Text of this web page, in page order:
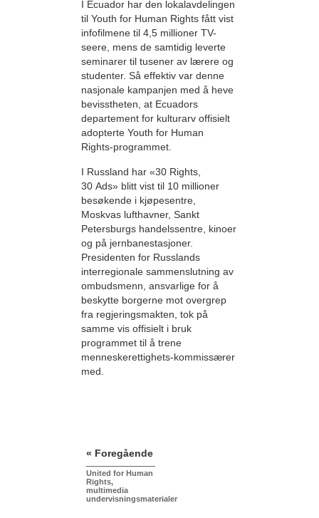
I Ecuador har den lokalavdelingen
til Youth for Human Rights fått vist
infofilmene til 4,5 millioner TV-
seere, mens de samtidig leverte
seminarer til tusener av lærere og
studenter. Så effektiv var denne
nasjonale kampanjen med å heve
bevisstheten, at Ecuadors
departement for kulturarv offisielt
adopterte Youth for Human
Rights-programmet.
I Russland har «30 Rights,
30 Ads» blitt vist til 10 millioner
besøkende i kjøpesentre,
Moskvas lufthavner, Sankt
Petersburgs handelssentre, kinoer
og på jernbanestasjoner.
Presidenten for Russlands
interregionale sammenslutning av
ombudsmenn, ansvarlige for å
beskytte borgerne mot overgrep
fra regjeringsmakten, tok på
samme vis offisielt i bruk
programmet til å trene
menneskerettighets-kommissærer
med.
« Foregående
United for Human
Rights,
multimedia
undervisningsmaterialer